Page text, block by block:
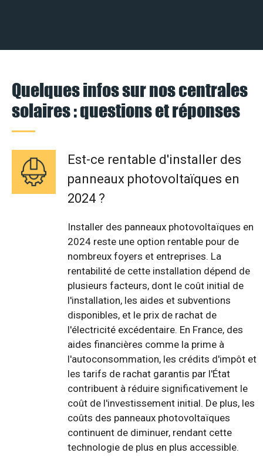
Quelques infos sur nos centrales
solaires : questions et réponses
Est-ce rentable d'installer des
panneaux photovoltaïques en
2024 ?
Installer des panneaux photovoltaïques en
2024 reste une option rentable pour de
nombreux foyers et entreprises. La
rentabilité de cette installation dépend de
plusieurs facteurs, dont le coût initial de
l'installation, les aides et subventions
disponibles, et le prix de rachat de
l'électricité excédentaire. En France, des
aides financières comme la prime à
l'autoconsommation, les crédits d'impôt et
les tarifs de rachat garantis par l'État
contribuent à réduire significativement le
coût de l'investissement initial. De plus, les
coûts des panneaux photovoltaïques
continuent de diminuer, rendant cette
technologie de plus en plus accessible.